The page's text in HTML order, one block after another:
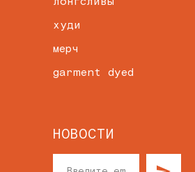
худи
мерч
garment dyed
НОВОСТИ